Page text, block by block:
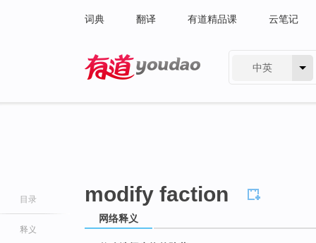
词典 翻译 有道精品课 云笔记
中英
目录
释义
modify faction
网络释义